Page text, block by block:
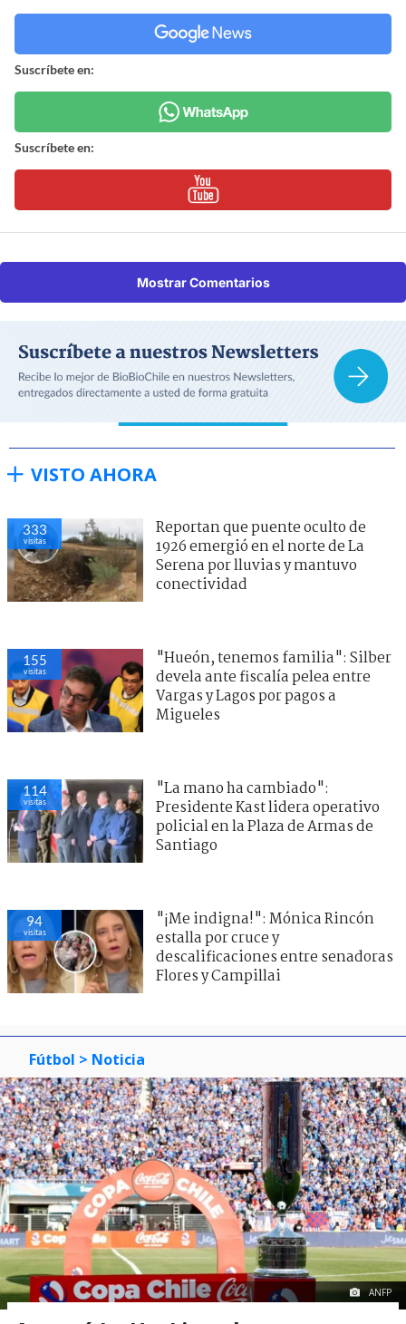
Suscríbete en:
Suscríbete en:
Mostrar Comentarios
VISTO AHORA
333
visitas
Reportan que puente oculto de
1926 emergió en el norte de La
Serena por lluvias y mantuvo
conectividad
155
visitas
"Hueón, tenemos familia": Silber
devela ante fiscalía pelea entre
Vargas y Lagos por pagos a
Migueles
114
visitas
"La mano ha cambiado":
Presidente Kast lidera operativo
policial en la Plaza de Armas de
Santiago
94
visitas
"¡Me indigna!": Mónica Rincón
estalla por cruce y
descalificaciones entre senadoras
Flores y Campillai
Fútbol > Noticia
ANFP